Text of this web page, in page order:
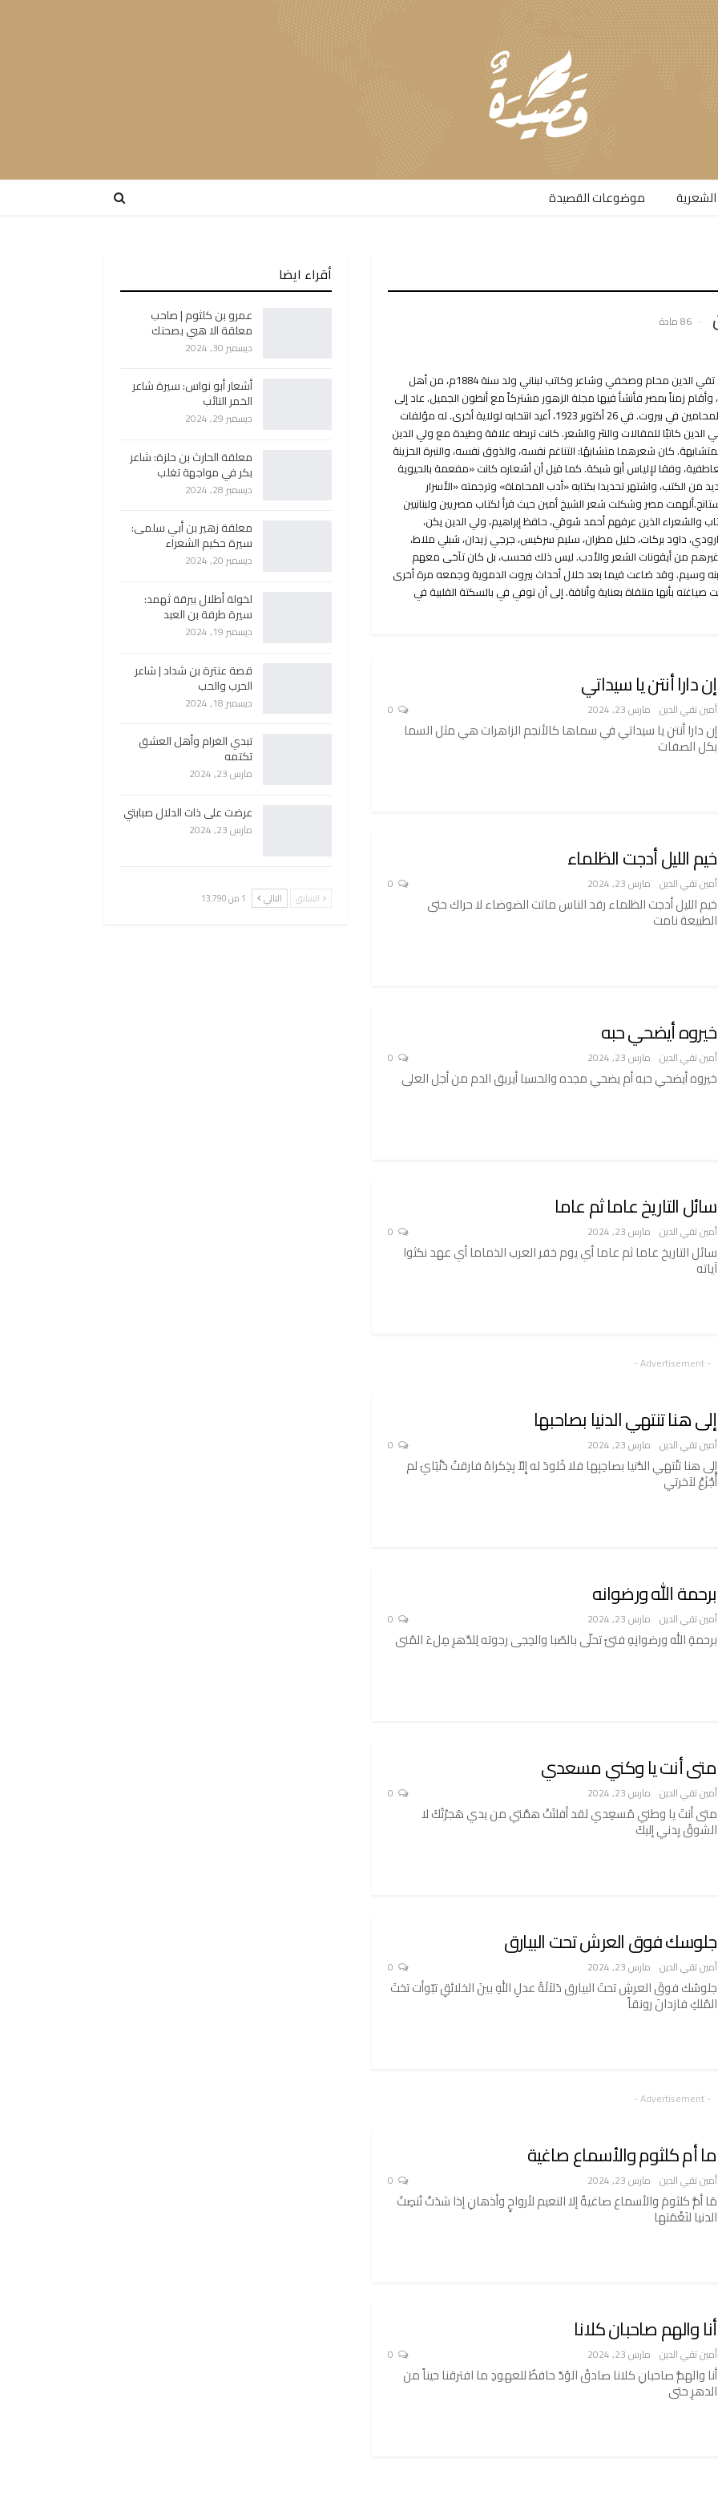
موضوعات القصيدة​
86 مادة
أمين بن سعيد بن محمود بن حسين تقي الدين محام وصحفي وشاعر وکاتب لبناني ولد سنة 1884م، من أهل
زمناً بمصر فأنشأ فيها مجلة الزهور مشتركاً مع أنطون الجميل. عاد إلى
بيروت ،شغل منصب أمين سر نقابة المحامين في بيروت. في 26 أكتوبر 1923، أعيد انتخابه لولاية أخرى. له مؤلفات
كاتبًا للمقالات والنثر والشعر. كانت تربطه علاقة وطيدة مع ولي الدين
كان شعرهما متشابهًا: التناغم نفسه، والذوق نفسه، والنبرة الحزينة
وفقا لإلياس أبو شبكة. كما قيل أن أشعاره كانت «مفعمة بالحيوية
من الكتب، واشتهر تحديدا بكتابه «أدب المحاماة» وترجمته «الأسرار
مصر وشكلت شعر الشيخ أمين حيث قرأ لكتاب مصريين ولبنانيين
والشعراء الذين عرفهم أحمد شوقي، حافظ إبراهيم، ولي الدين يكن،
داود بركات، خليل مطران، سليم سركيس، جرجي زيدان، شبلي ملاط،
من أيقونات الشعر والأدب. ليس ذلك فحسب، بل كان تآخى معهم
وسيم. وقد ضاعت فيما بعد خلال أحداث بيروت الدموية وجمعه مرة أخرى
صياغته بأنها منتقاة بعناية وأناقة. إلى أن توفي في بالسكتة القلبية في
إن دارا أنتن يا سيداتي
أمين تقي الدين مارس 23, 2024
إن دارا أنتن يا سيداتي في سماها كالأنجم الزاهرات هي مثل السما
بكل الصفات
خيم الليل أدجت الظلماء
أمين تقي الدين مارس 23, 2024
خيم الليل أدجت الظلماء رقد الناس ماتت الضوضاء لا حراك حتى
الطبيعة نامت
خيروه أيضحي حبه
أمين تقي الدين مارس 23, 2024
خيروه أيضحي حبه أم يضحي مجده والحسبا أيريق الدم من أجل العلى
سائل التاريخ عاما ثم عاما
أمين تقي الدين مارس 23, 2024
سائل التاريخ عاما ثم عاما أي يوم خفر العرب الذماما أي عهد نكثوا
آياته
- Advertisement -
إلى هنا تنتهي الدنيا بصاحبها
أمين تقي الدين مارس 23, 2024
إلى هنا تنْتهي الدُّنيا بصاحِبِها فلا خُلودَ له إِلاّ بِذِكراهُ فارقتُ دُنْيَايَ لم
أَجْزَعْ لآخرتي
برحمة الله ورضوانه
أمين تقي الدين مارس 23, 2024
برحمةِ الله ورضوانِهِ فتىً تحلّى بالصّبا والحِجى رجوته لِلدَّهرِ مِلءَ المُنى
متى أنت يا وكني مسعدي
أمين تقي الدين مارس 23, 2024
متى أنتَ يا وطني مُسعِدي لقد أفلتَتْ همَّتي من يدي هَجرْتُكَ لا
الشوقُ يِدني إليكَ
جلوسك فوق العرش تحت البيارق
أمين تقي الدين مارس 23, 2024
جلوسُك فوقَ العرشِ تحتَ البيارق دَلاَلَةُ عدلِ اللهِ بينَ الخلائقِ تبّوأت تختَ
المُلكِ فازدانَ رونقاً
- Advertisement -
ما أم كلثوم والأسماع صاغية
أمين تقي الدين مارس 23, 2024
مَا أمُّ كلثومَ والأسماع صاغيةٌ إلا النعيم لأرواحٍ وأذهانِ إذا شدَتْ تُنصِتُ
الدنيا لنَغْمَتها
أنا والهم صاحبان كلانا
أمين تقي الدين مارس 23, 2024
أنا والهمُّ صاحبانِ كلانا صادقُ الوُدّ حافظٌ للعهودِ ما افترقنا حيناً من
الدهرِ حتى
أقراء ايضا
عمرو بن كلثوم | صاحب
معلقة الا هبي بصحنك
ديسمبر 30, 2024
أشعار أبو نواس: سيرة شاعر
الخمر التائب
ديسمبر 29, 2024
معلقة الحارث بن حلزة: شاعر
بكر في مواجهة تغلب
ديسمبر 28, 2024
معلقة زهير بن أبي سلمى:
سيرة حكيم الشعراء
ديسمبر 20, 2024
لخولة أطلال ببرقة ثهمد:
سيرة طرفة بن العبد
ديسمبر 19, 2024
قصة عنترة بن شداد | شاعر
الحرب والحب
ديسمبر 18, 2024
تبدي الغرام وأهل العشق
تكتمه
مارس 23, 2024
عرضت على ذات الدلال صبابتي
مارس 23, 2024
السابق التالي 1 من 13٬790